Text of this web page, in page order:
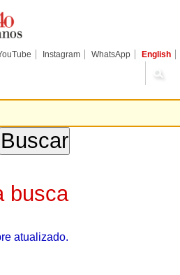
Instagram WhatsApp English
busca
atualizado.